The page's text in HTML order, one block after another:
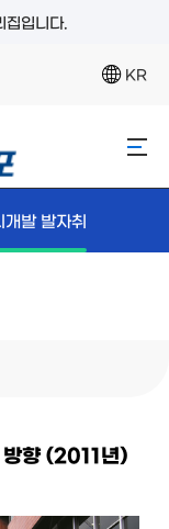
집입니다.
KR
개발 발자취
방향 (2011년)